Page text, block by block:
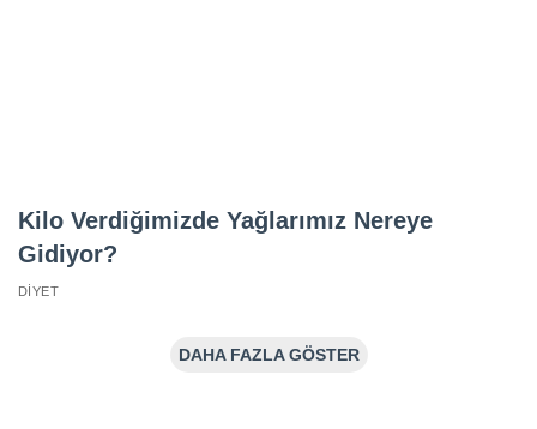
Kilo Verdiğimizde Yağlarımız Nereye
Gidiyor?
DIYET
DAHA FAZLA GÖSTER